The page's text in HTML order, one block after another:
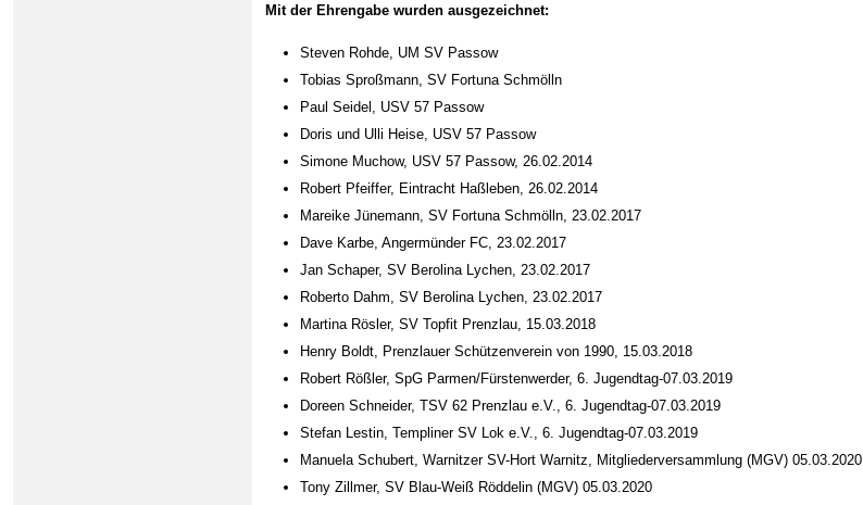
Mit der Ehrengabe wurden ausgezeichnet:
Steven Rohde, UM SV Passow
Tobias Sproßmann, SV Fortuna Schmölln
Paul Seidel, USV 57 Passow
Doris und Ulli Heise, USV 57 Passow
Simone Muchow, USV 57 Passow, 26.02.2014
Robert Pfeiffer, Eintracht Haßleben, 26.02.2014
Mareike Jünemann, SV Fortuna Schmölln, 23.02.2017
Dave Karbe, Angermünder FC, 23.02.2017
Jan Schaper, SV Berolina Lychen, 23.02.2017
Roberto Dahm, SV Berolina Lychen, 23.02.2017
Martina Rösler, SV Topfit Prenzlau, 15.03.2018
Henry Boldt, Prenzlauer Schützenverein von 1990, 15.03.2018
Robert Rößler, SpG Parmen/Fürstenwerder, 6. Jugendtag-07.03.2019
Doreen Schneider, TSV 62 Prenzlau e.V., 6. Jugendtag-07.03.2019
Stefan Lestin, Templiner SV Lok e.V., 6. Jugendtag-07.03.2019
Manuela Schubert, Warnitzer SV-Hort Warnitz, Mitgliederversammlung (MGV) 05.03.2020
Tony Zillmer, SV Blau-Weiß Röddelin (MGV) 05.03.2020